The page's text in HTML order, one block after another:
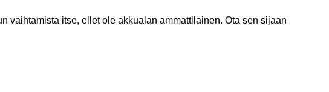
vaihtamista itse, ellet ole akkualan ammattilainen. Ota sen sijaan